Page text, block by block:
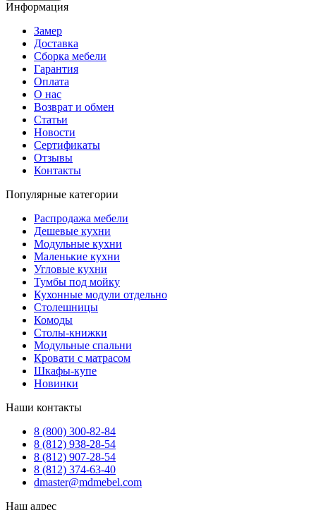
Информация
Замер
Доставка
Сборка мебели
Гарантия
Оплата
О нас
Возврат и обмен
Статьи
Новости
Сертификаты
Отзывы
Контакты
Популярные категории
Распродажа мебели
Дешевые кухни
Модульные кухни
Маленькие кухни
Угловые кухни
Тумбы под мойку
Кухонные модули отдельно
Столешницы
Комоды
Столы-книжки
Модульные спальни
Кровати с матрасом
Шкафы-купе
Новинки
Наши контакты
8 (800) 300-82-84
8 (812) 938-28-54
8 (812) 907-28-54
8 (812) 374-63-40
dmaster@mdmebel.com
Наш адрес